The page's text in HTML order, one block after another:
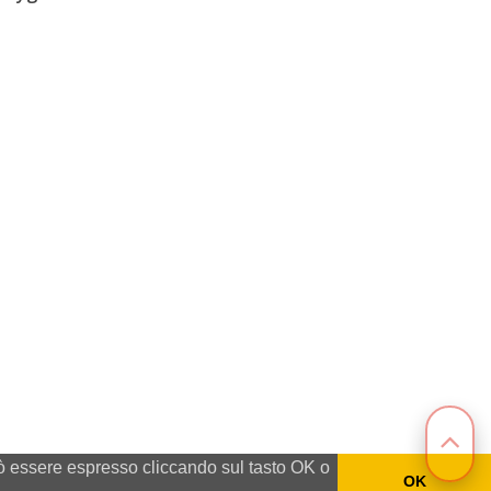
espresso cliccando sul tasto OK o
OK